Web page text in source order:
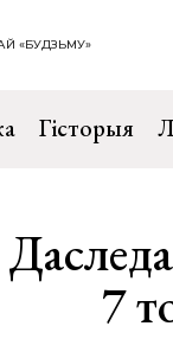
«БУДЗЬМУ»
Гісторыя
7